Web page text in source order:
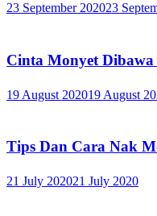
23 September 202023
Cinta Monyet
19 August 202019 August
Tips Dan Cara Nak
21 July 202021 July 2020